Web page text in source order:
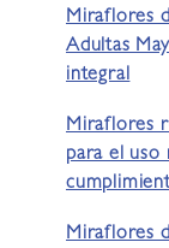
Miraflores
Adultas
integral
Miraflores
para el uso
Miraflores